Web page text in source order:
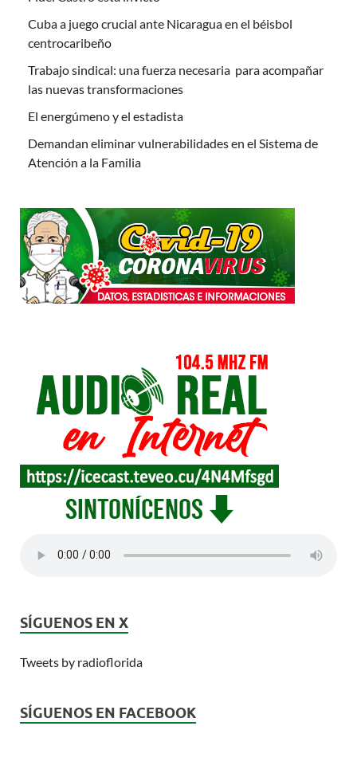
Cuba a juego crucial ante Nicaragua en el béisbol
centrocaribeño
Trabajo sindical: una fuerza necesaria para acompañar
las nuevas transformaciones
El energúmeno y el estadista
Demandan eliminar vulnerabilidades en el Sistema de
Atención a la Familia
SÍGUENOS EN X
Tweets by radioflorida
SÍGUENOS EN FACEBOOK